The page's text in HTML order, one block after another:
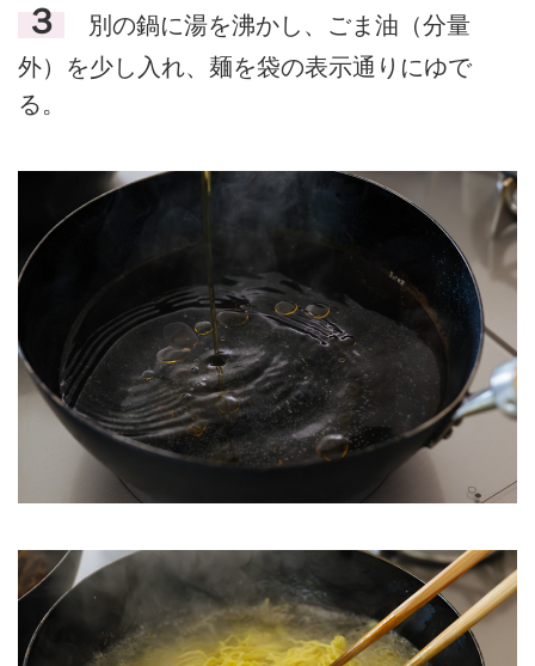
３
別の鍋に湯を沸かし、ごま油（分量
外）を少し入れ、麺を袋の表示通りにゆで
る。